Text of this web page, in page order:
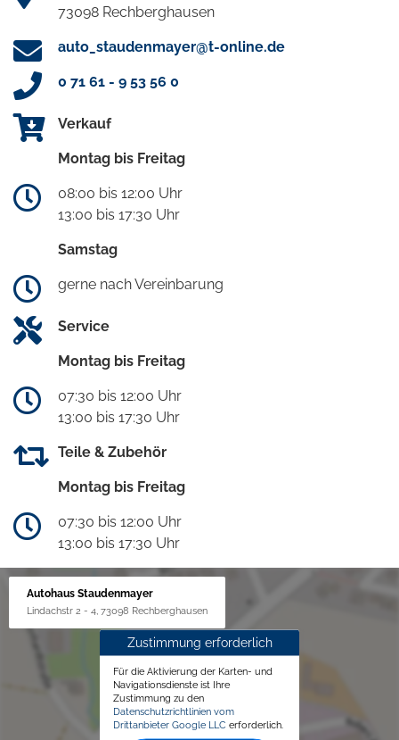
73098 Rechberghausen
auto_staudenmayer@t-online.de
0 71 61 - 9 53 56 0
Verkauf
Montag bis Freitag
08:00 bis 12:00 Uhr
13:00 bis 17:30 Uhr
Samstag
gerne nach Vereinbarung
Service
Montag bis Freitag
07:30 bis 12:00 Uhr
13:00 bis 17:30 Uhr
Teile & Zubehör
Montag bis Freitag
07:30 bis 12:00 Uhr
13:00 bis 17:30 Uhr
Autohaus Staudenmayer
Lindachstr 2 - 4, 73098 Rechberghausen
Zustimmung erforderlich
Für die Aktivierung der Karten- und
Navigationsdienste ist Ihre
Zustimmung zu den
Datenschutzrichtlinien vom
Drittanbieter Google LLC erforderlich.